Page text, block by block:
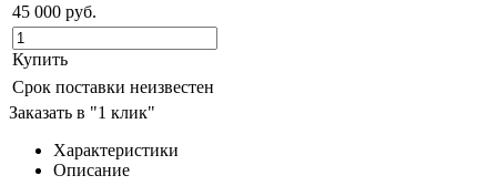
45 000 руб.
Купить
Срок поставки неизвестен
Заказать в "1 клик"
Характеристики
Описание